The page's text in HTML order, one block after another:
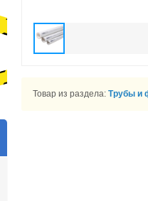
Товар из раздела: Трубы и